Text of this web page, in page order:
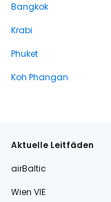
Bangkok
Krabi
Phuket
Koh Phangan
Aktuelle Leitfäden
airBaltic
Wien VIE